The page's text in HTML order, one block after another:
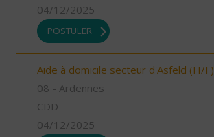
04/12/2025
POSTULER
Aide à domicile secteur d'Asfeld (H/F)
08 - Ardennes
CDD
04/12/2025